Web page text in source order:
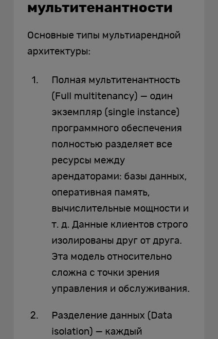
мультитенантности
Основные типы мультиарендной
архитектуры:
Полная мультитенантность
(Full multitenancy) — один
экземпляр (single instance)
программного обеспечения
полностью разделяет все
ресурсы между
арендаторами: базы данных,
оперативная память,
вычислительные мощности и
т. д. Данные клиентов строго
изолированы друг от друга.
Эта модель относительно
сложна с точки зрения
управления и обслуживания.
Разделение данных (Data
isolation) — каждый